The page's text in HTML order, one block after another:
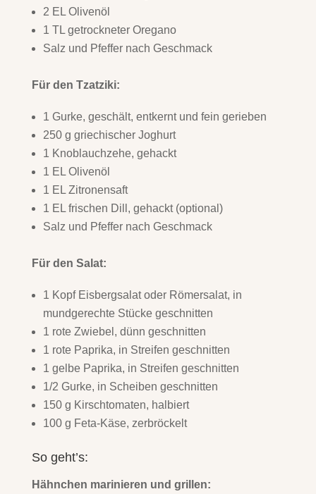
2 EL Olivenöl
1 TL getrockneter Oregano
Salz und Pfeffer nach Geschmack
Für den Tzatziki:
1 Gurke, geschält, entkernt und fein gerieben
250 g griechischer Joghurt
1 Knoblauchzehe, gehackt
1 EL Olivenöl
1 EL Zitronensaft
1 EL frischen Dill, gehackt (optional)
Salz und Pfeffer nach Geschmack
Für den Salat:
1 Kopf Eisbergsalat oder Römersalat, in
mundgerechte Stücke geschnitten
1 rote Zwiebel, dünn geschnitten
1 rote Paprika, in Streifen geschnitten
1 gelbe Paprika, in Streifen geschnitten
1/2 Gurke, in Scheiben geschnitten
150 g Kirschtomaten, halbiert
100 g Feta-Käse, zerbröckelt
So geht’s:
Hähnchen marinieren und grillen: